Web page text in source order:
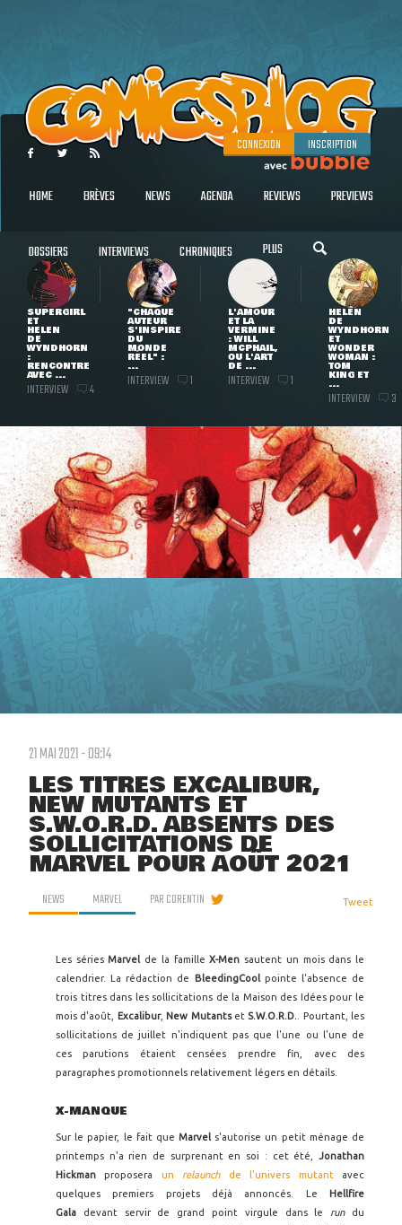
CONNEXION INSCRIPTION
HOME BRÈVES NEWS AGENDA REVIEWS PREVIEWS
DOSSIERS INTERVIEWS CHRONIQUES PLUS
SUPERGIRL
ET
HELEN
DE
WYNDHORN
:
RENCONTRE
AVEC ...
INTERVIEW 4
"CHAQUE
AUTEUR
S'INSPIRE
DU
MONDE
RÉEL" :
...
INTERVIEW 1
L'AMOUR
ET LA
VERMINE
: WILL
MCPHAIL,
OU L'ART
DE ...
INTERVIEW 1
HELEN
DE
WYNDHORN
ET
WONDER
WOMAN :
TOM
KING ET
...
INTERVIEW 3
21 MAI 2021 - 09:14
LES TITRES EXCALIBUR,
NEW MUTANTS ET
S.W.O.R.D. ABSENTS DES
SOLLICITATIONS DE
MARVEL POUR AOÛT 2021
NEWS MARVEL PARCORENTIN Tweet
Les sériesMarvel de la familleX-Men sautent un mois dans le
calendrier. La rédaction de
BleedingCoolpointe l'absence de
trois titres dans les sollicitations de la Maison des Idées pour le
mois d'août,
Excalibur, New Mutantset S.W.O.R.D.
. Pourtant, les
sollicitations de juillet n'indiquent pas que l'une ou l'une de
ces parutions étaient censées prendre fin, avec des
paragraphes promotionnels relativement légers en détails.
X-MANQUE
Sur le papier, le fait queMarvel s'autorise un petit ménage de
printemps n'a rien de surprenant en soi : cet été, Jonathan
Hickman proposera un relaunchde l'univers mutantavec
quelques premiers projets déjà annoncés. Le
Hellfire
Gala devant servir de grand point virgule dans le rundu